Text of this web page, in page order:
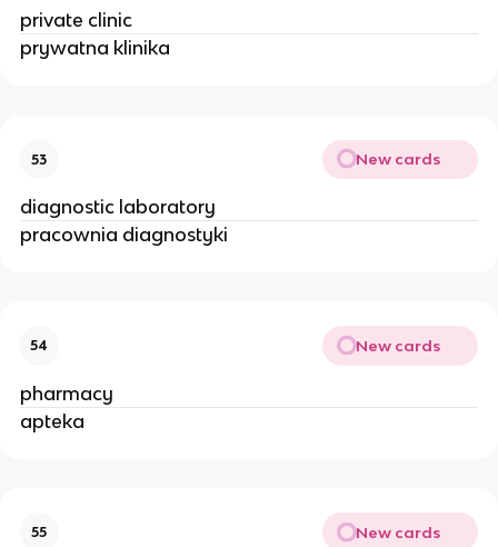
private clinic
prywatna klinika
53 New cards
diagnostic laboratory
pracownia diagnostyki
54 New cards
pharmacy
apteka
55 New cards